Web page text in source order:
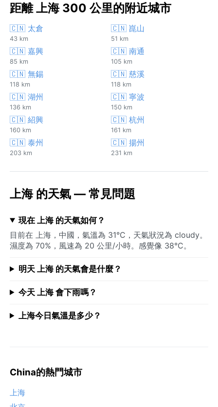
距離 上海 300 公里的附近城市
🇨🇳 太倉
43 km
🇨🇳 崑山
51 km
🇨🇳 嘉興
85 km
🇨🇳 南通
105 km
🇨🇳 無錫
118 km
🇨🇳 慈溪
118 km
🇨🇳 湖州
136 km
🇨🇳 寧波
150 km
🇨🇳 紹興
160 km
🇨🇳 杭州
161 km
🇨🇳 泰州
203 km
🇨🇳 揚州
231 km
上海 的天氣 — 常見問題
現在 上海 的天氣如何？
目前在 上海，中國，氣溫為 31°C，天氣狀況為 cloudy。
濕度為 70%，風速為 20 公里/小時。感覺像 38°C。
明天 上海 的天氣會是什麼？
今天 上海 會下雨嗎？
上海今日氣溫是多少？
China的熱門城市
上海